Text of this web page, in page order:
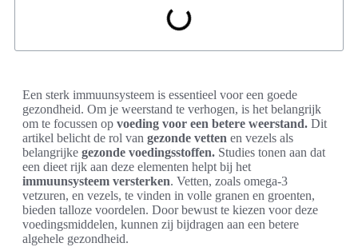
Een sterk immuunsysteem is essentieel voor een goede
gezondheid. Om je weerstand te verhogen, is het belangrijk
om te focussen op voeding voor een betere weerstand. Dit
artikel belicht de rol van gezonde vetten en vezels als
belangrijke gezonde voedingsstoffen. Studies tonen aan dat
een dieet rijk aan deze elementen helpt bij het
immuunsysteem versterken. Vetten, zoals omega-3
vetzuren, en vezels, te vinden in volle granen en groenten,
bieden talloze voordelen. Door bewust te kiezen voor deze
voedingsmiddelen, kunnen zij bijdragen aan een betere
algehele gezondheid.